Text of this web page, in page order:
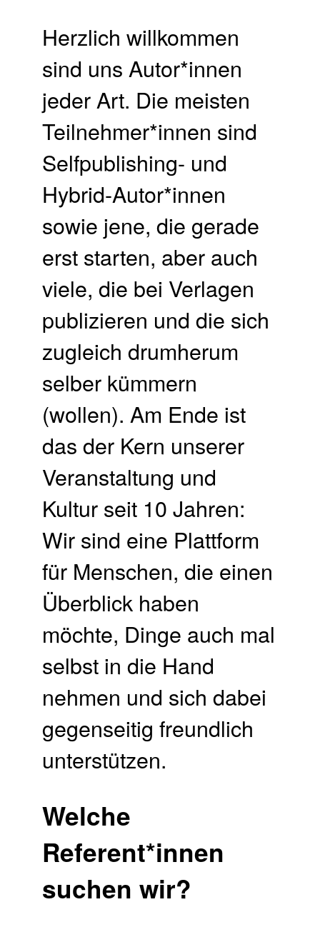
Herzlich willkommen
sind uns Autor*innen
jeder Art. Die meisten
Teilnehmer*innen sind
Selfpublishing- und
Hybrid-Autor*innen
sowie jene, die gerade
erst starten, aber auch
viele, die bei Verlagen
publizieren und die sich
zugleich drumherum
selber kümmern
(wollen). Am Ende ist
das der Kern unserer
Veranstaltung und
Kultur seit 10 Jahren:
Wir sind eine Plattform
für Menschen, die einen
Überblick haben
möchte, Dinge auch mal
selbst in die Hand
nehmen und sich dabei
gegenseitig freundlich
unterstützen.
Welche
Referent*innen
suchen wir?